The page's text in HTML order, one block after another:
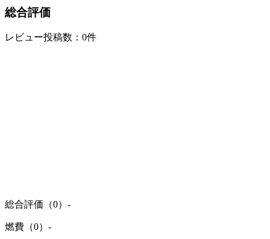
総合評価
レビュー投稿数：0件
総合評価（0） -
燃費（0） -